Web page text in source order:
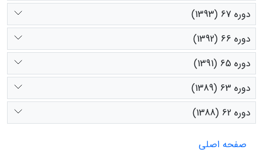
دوره 67 (1393)
دوره 66 (1392)
دوره 65 (1391)
دوره 63 (1389)
دوره 62 (1388)
صفحه اصلی